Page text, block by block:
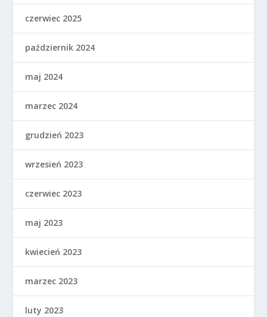
czerwiec 2025
październik 2024
maj 2024
marzec 2024
grudzień 2023
wrzesień 2023
czerwiec 2023
maj 2023
kwiecień 2023
marzec 2023
luty 2023